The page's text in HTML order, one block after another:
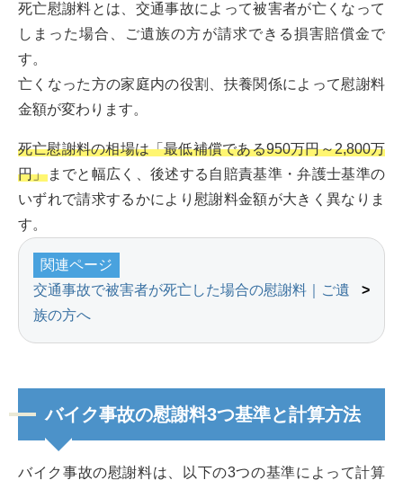
死亡慰謝料とは、交通事故によって被害者が亡くなって
しまった場合、ご遺族の方が請求できる損害賠償金で
す。
亡くなった方の家庭内の役割、扶養関係によって慰謝料
金額が変わります。
死亡慰謝料の相場は「最低補償である950万円～2,800万
円」までと幅広く、後述する自賠責基準・弁護士基準の
いずれで請求するかにより慰謝料金額が大きく異なりま
す。
関連ページ
交通事故で被害者が死亡した場合の慰謝料｜ご遺
族の方へ
バイク事故の慰謝料3つ基準と計算方法
バイク事故の慰謝料は、以下の3つの基準によって計算